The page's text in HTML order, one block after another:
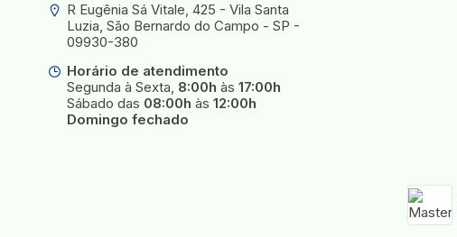
R Eugênia Sá Vitale, 425 - Vila Santa
Luzia, São Bernardo do Campo - SP -
09930-380
Horário de atendimento
Segunda à Sexta, 8:00h às17:00h
Sábado das 08:00h às12:00h
Domingo fechado